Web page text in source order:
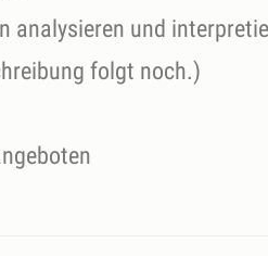
analysieren und
folgt noch.)